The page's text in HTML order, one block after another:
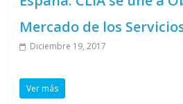
Mercado de los
Diciembre 19, 2017
Ver más